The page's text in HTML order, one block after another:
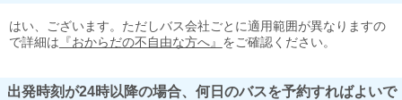
はい、ございます。ただしバス会社ごとに適用範囲が異なりますの
で詳細は 『おからだの不自由な方へ』 をご確認ください。
出発時刻が24時以降の場合、何日のバスを予約すればよいで